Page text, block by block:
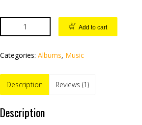
Add to cart
Categories: Albums, Music
Description Reviews (1)
Description